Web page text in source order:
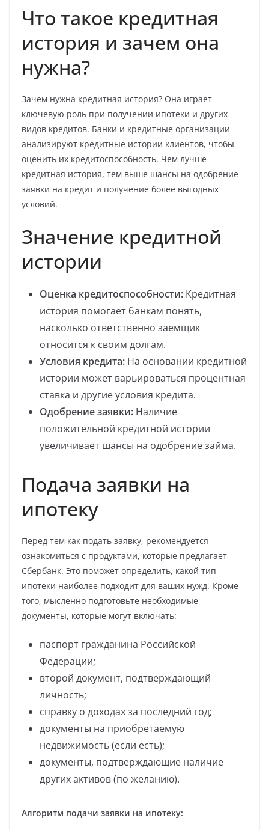
Что такое кредитная
история и зачем она
нужна?
Зачем нужна кредитная история? Она играет
ключевую роль при получении ипотеки и других
видов кредитов. Банки и кредитные организации
анализируют кредитные истории клиентов, чтобы
оценить их кредитоспособность. Чем лучше
кредитная история, тем выше шансы на одобрение
заявки на кредит и получение более выгодных
условий.
Значение кредитной
истории
Оценка кредитоспособности: Кредитная
история помогает банкам понять,
насколько ответственно заемщик
относится к своим долгам.
Условия кредита: На основании кредитной
истории может варьироваться процентная
ставка и другие условия кредита.
Одобрение заявки: Наличие
положительной кредитной истории
увеличивает шансы на одобрение займа.
Подача заявки на
ипотеку
Перед тем как подать заявку, рекомендуется
ознакомиться с продуктами, которые предлагает
Сбербанк. Это поможет определить, какой тип
ипотеки наиболее подходит для ваших нужд. Кроме
того, мысленно подготовьте необходимые
документы, которые могут включать:
паспорт гражданина Российской
Федерации;
второй документ, подтверждающий
личность;
справку о доходах за последний год;
документы на приобретаемую
недвижимость (если есть);
документы, подтверждающие наличие
других активов (по желанию).
Алгоритм подачи заявки на ипотеку: